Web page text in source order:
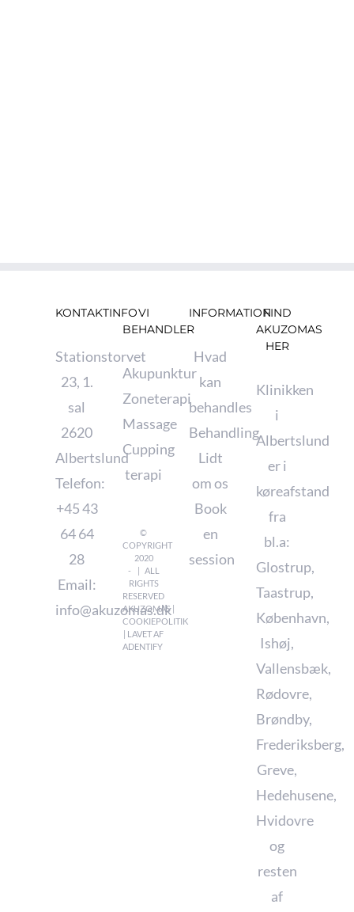
KONTAKTINFO
Stationstorvet
23, 1.
sal
2620
Albertslund
Telefon:
+45 43
64 64
28
Email:
info@akuzomas.dk
VI
BEHANDLER
Akupunktur
Zoneterapi
Massage
Cupping
terapi
©
COPYRIGHT
2020
- | ALL
RIGHTS
RESERVED
AKUZOMAS |
COOKIEPOLITIK
| LAVET AF
ADENTIFY
INFORMATION
Hvad
kan
behandles
Behandling
Lidt
om os
Book
en
session
FIND
AKUZOMAS
HER
Klinikken
i
Albertslund
er i
køreafstand
fra
bl.a:
Glostrup,
Taastrup,
København,
Ishøj,
Vallensbæk,
Rødovre,
Brøndby,
Frederiksberg,
Greve,
Hedehusene,
Hvidovre
og
resten
af